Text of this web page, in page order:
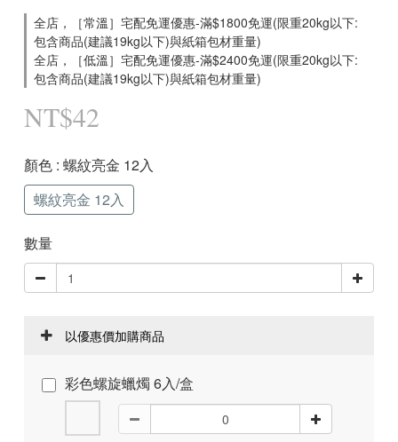
全店，［常溫］宅配免運優惠-滿$1800免運(限重20kg以下:
包含商品(建議19kg以下)與紙箱包材重量)
全店，［低溫］宅配免運優惠-滿$2400免運(限重20kg以下:
包含商品(建議19kg以下)與紙箱包材重量)
NT$42
顏色 : 螺紋亮金 12入
螺紋亮金 12入
數量
以優惠價加購商品
彩色螺旋蠟燭 6入/盒